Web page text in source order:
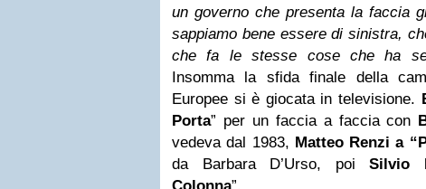
un governo che presenta la faccia
sappiamo bene essere di sinistra,
che fa le stesse cose che ha
Insomma la sfida finale della
Europee si è giocata in televisione.
Porta” per un faccia a faccia con
vedeva dal 1983, Matteo Renzi a
da Barbara D’Urso, poiSilvio